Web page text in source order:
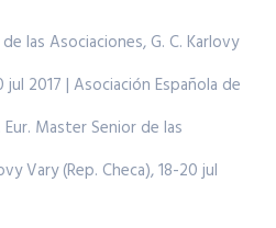
las Asociaciones, G. C. Karlovy
jul 2017 | Asociación Española de
Master Senior de las
Vary (Rep. Checa), 18-20 jul